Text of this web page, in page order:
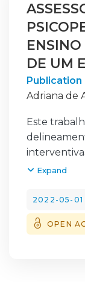
DE UM
Publication
Adriana de
Este
a suspeita
ocorreu de
Expand
2022-05-01
OPEN